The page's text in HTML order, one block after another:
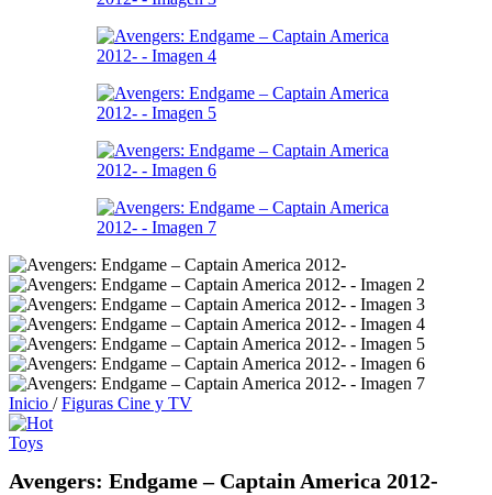
Inicio / Figuras Cine y TV
Avengers: Endgame – Captain America 2012-